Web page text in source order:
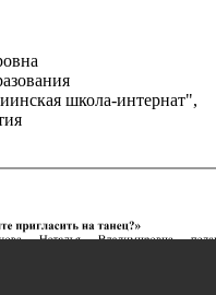
школа-интернат",